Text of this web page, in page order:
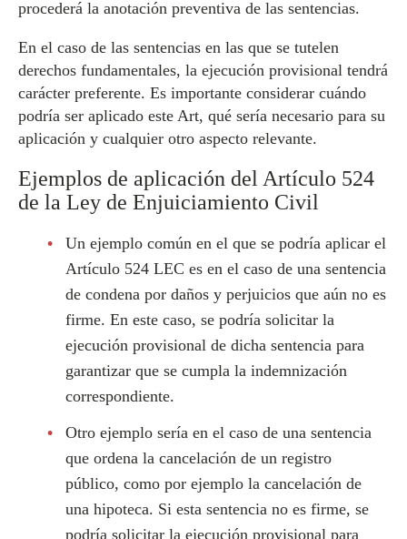
procederá la anotación preventiva de las sentencias.
En el caso de las sentencias en las que se tutelen
derechos fundamentales, la ejecución provisional tendrá
carácter preferente. Es importante considerar cuándo
podría ser aplicado este Art, qué sería necesario para su
aplicación y cualquier otro aspecto relevante.
Ejemplos de aplicación del Artículo 524
de la Ley de Enjuiciamiento Civil
Un ejemplo común en el que se podría aplicar el
Artículo 524 LEC es en el caso de una sentencia
de condena por daños y perjuicios que aún no es
firme. En este caso, se podría solicitar la
ejecución provisional de dicha sentencia para
garantizar que se cumpla la indemnización
correspondiente.
Otro ejemplo sería en el caso de una sentencia
que ordena la cancelación de un registro
público, como por ejemplo la cancelación de
una hipoteca. Si esta sentencia no es firme, se
podría solicitar la ejecución provisional para